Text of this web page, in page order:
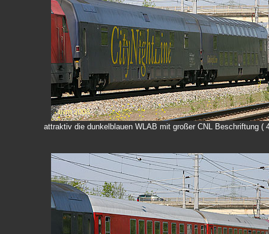
attraktiv die dunkelblauen WLAB mit großer CNL Beschriftung (